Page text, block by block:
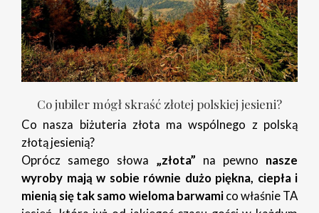
Co jubiler mógł skraść złotej polskiej jesieni?
Co nasza biżuteria złota ma wspólnego z polską
złotą jesienią?
Oprócz samego słowa „złota” na pewno nasze
wyroby mają w sobie równie dużo piękna, ciepła i
mienią się tak samo wieloma barwamico właśnie TA